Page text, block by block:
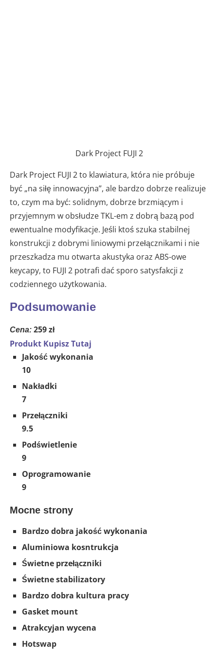
Dark Project FUJI 2
Dark Project FUJI 2 to klawiatura, która nie próbuje
być „na siłę innowacyjna”, ale bardzo dobrze realizuje
to, czym ma być: solidnym, dobrze brzmiącym i
przyjemnym w obsłudze TKL-em z dobrą bazą pod
ewentualne modyfikacje. Jeśli ktoś szuka stabilnej
konstrukcji z dobrymi liniowymi przełącznikami i nie
przeszkadza mu otwarta akustyka oraz ABS-owe
keycapy, to FUJI 2 potrafi dać sporo satysfakcji z
codziennego użytkowania.
Podsumowanie
Cena: 259 zł
Produkt Kupisz Tutaj
Jakość wykonania
10
Nakładki
7
Przełączniki
9.5
Podświetlenie
9
Oprogramowanie
9
Mocne strony
Bardzo dobra jakość wykonania
Aluminiowa kosntrukcja
Świetne przełączniki
Świetne stabilizatory
Bardzo dobra kultura pracy
Gasket mount
Atrakcyjan wycena
Hotswap